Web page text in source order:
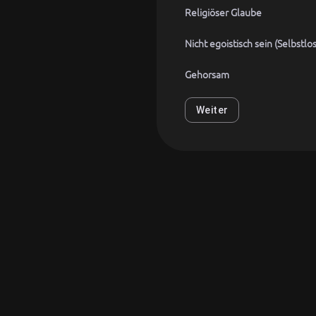
Religiöser Glaube
Nicht egoistisch sein
Gehorsam
Weiter